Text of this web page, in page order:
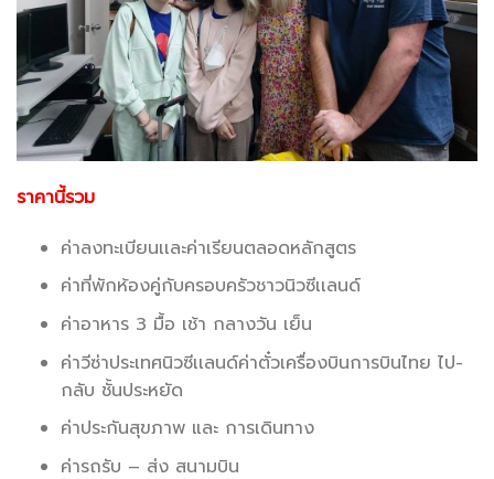
ราคานี้รวม
ค่าลงทะเบียนเเละค่าเรียนตลอดหลักสูตร
ค่าที่พักห้องคู่กับครอบครัวชาวนิวซีเเลนด์
ค่าอาหาร 3 มื้อ เช้า กลางวัน เย็น
ค่าวีซ่าประเทศนิวซีเเลนด์ค่าตั๋วเครื่องบินการบินไทย ไป-
กลับ ชั้นประหยัด
ค่าประกันสุขภาพ และ การเดินทาง
ค่ารถรับ – ส่ง สนามบิน